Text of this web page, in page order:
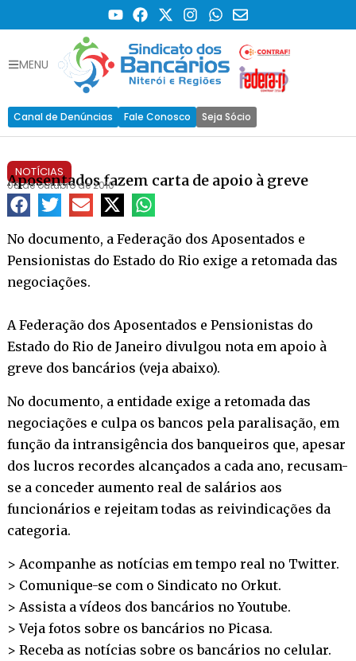
MENU
Canal de Denúncias Fale Conosco Seja Sócio
NOTÍCIAS
Aposentados fazem carta de apoio à greve
08 de outubro de 2010
No documento, a Federação dos Aposentados e
Pensionistas do Estado do Rio exige a retomada das
negociações.
A Federação dos Aposentados e Pensionistas do
Estado do Rio de Janeiro divulgou nota em apoio à
greve dos bancários (veja abaixo).
No documento, a entidade exige a retomada das
negociações e culpa os bancos pela paralisação, em
função da intransigência dos banqueiros que, apesar
dos lucros recordes alcançados a cada ano, recusam-
se a conceder aumento real de salários aos
funcionários e rejeitam todas as reivindicações da
categoria.
> Acompanhe as notícias em tempo real no Twitter.
> Comunique-se com o Sindicato no Orkut.
> Assista a vídeos dos bancários noYoutube.
> Veja fotos sobre os bancários no Picasa.
> Receba as notícias sobre os bancários no celular.